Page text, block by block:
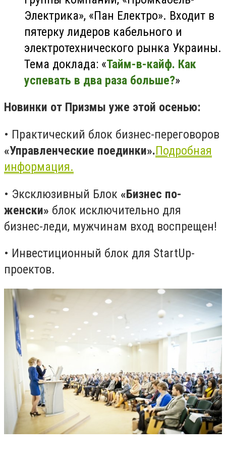
Электрика», «Пан Електро». Входит в
пятерку лидеров кабельного и
электротехнического рынка Украины.
Тема доклада: «Тайм-в-кайф. Как
успевать в два раза больше?»
Новинки от Призмы уже этой осенью:
• Практический блок бизнес-переговоров
«Управленческие поединки».Подробная
информация.
• Эксклюзивный Блок «Бизнес по-
женски» блок исключительно для
бизнес-леди, мужчинам вход воспрещен!
• Инвестиционный блок для StartUp-
проектов.